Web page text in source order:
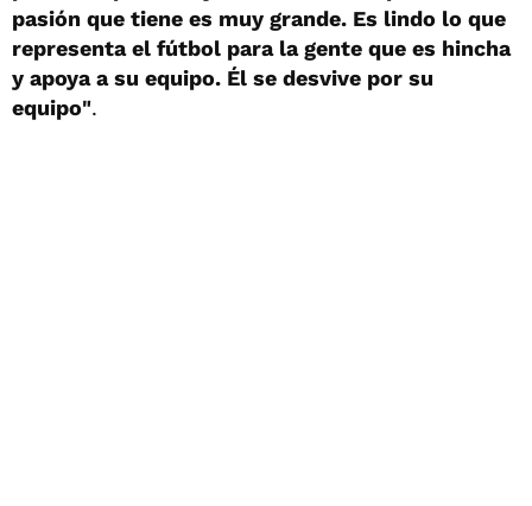
pasión que tiene es muy grande. Es lindo lo que
representa el fútbol para la gente que es hincha
y apoya a su equipo. Él se desvive por su
equipo".